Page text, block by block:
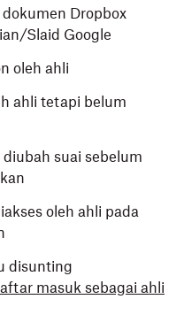
Dropbox
Slaid Google
oleh ahli
ahli tetapi belum
suai sebelum
oleh ahli pada
disunting
masuk sebagai ahli